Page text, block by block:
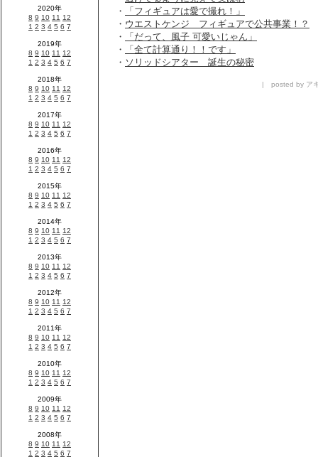
・
「フィギュアは愛で撮れ！」
・ ウエストケンジ フィギュアで公共事業！？
・
「だって、風子 可愛いじゃん」
・
「全て計算通り！！です」
・ ソリッドシアター 誕生の秘密
| posted by アキ